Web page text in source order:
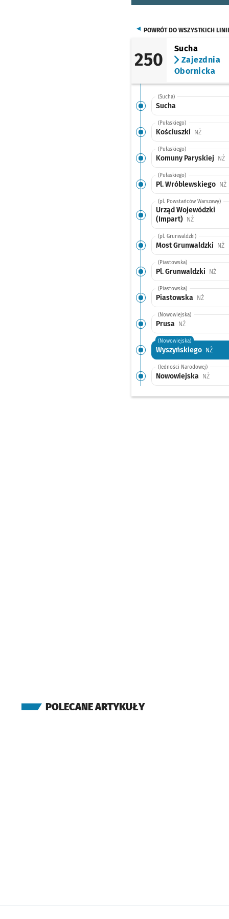
POWRÓT DO WSZYSTKICH LINII
250
Sucha
Zajezdnia
Obornicka
(Sucha)
Sucha
(Pułaskiego)
Kościuszki NŻ
(Pułaskiego)
Komuny Paryskiej NŻ
(Pułaskiego)
Pl. Wróblewskiego NŻ
(pl. Powstańców Warszawy)
Urząd Wojewódzki
(Impart)
NŻPrzystanek
(pl. Grunwaldzki)
Most Grunwaldzki NŻ
(Piastowska)
Pl. Grunwaldzki NŻ
(Piastowska)
Piastowska NŻ
(Nowowiejska)
Prusa NŻPrzystanek na
(Nowowiejska)
Wyszyńskiego NŻ
(Jedności Narodowej)
Nowowiejska NŻ
POLECANE ARTYKUŁY